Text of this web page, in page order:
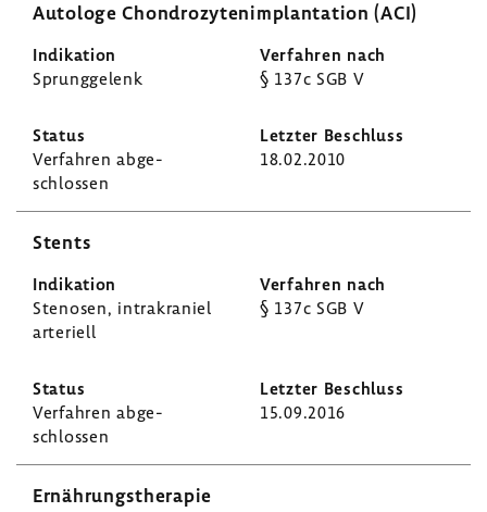
Auto­loge Chon­dro­zy­ten­im­plan­ta­tion (ACI)
Sprung­ge­lenk § 137c SGB V
Verfahren abge­
schlossen
18.02.2010
Stents
Stenosen, intra­kra­niel
arte­riell
§ 137c SGB V
Verfahren abge­
schlossen
15.09.2016
Ernäh­rungs­the­rapie